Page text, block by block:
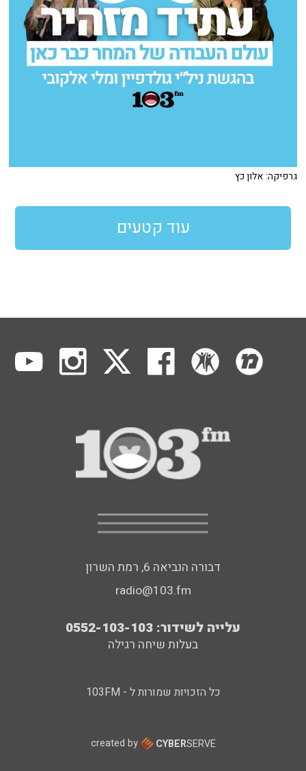
גרפיקה: אלון כץ
עוד קטעים
דבורה הנביאה 6, רמת השרון
radio@103.fm
עלייה לשידור: 0552-103-103
בעלות שיחה רגילה
כל הזכויות שמורות ל - 103FM
created by CYBERSERVE